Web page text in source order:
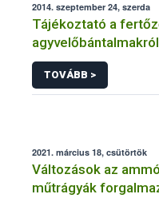
2014. szeptember 24, szerda
Tájékoztató a
agyvelőbántalmakról
TOVÁBB >
2021. március 18, csütörtök
Változások az
műtrágyák